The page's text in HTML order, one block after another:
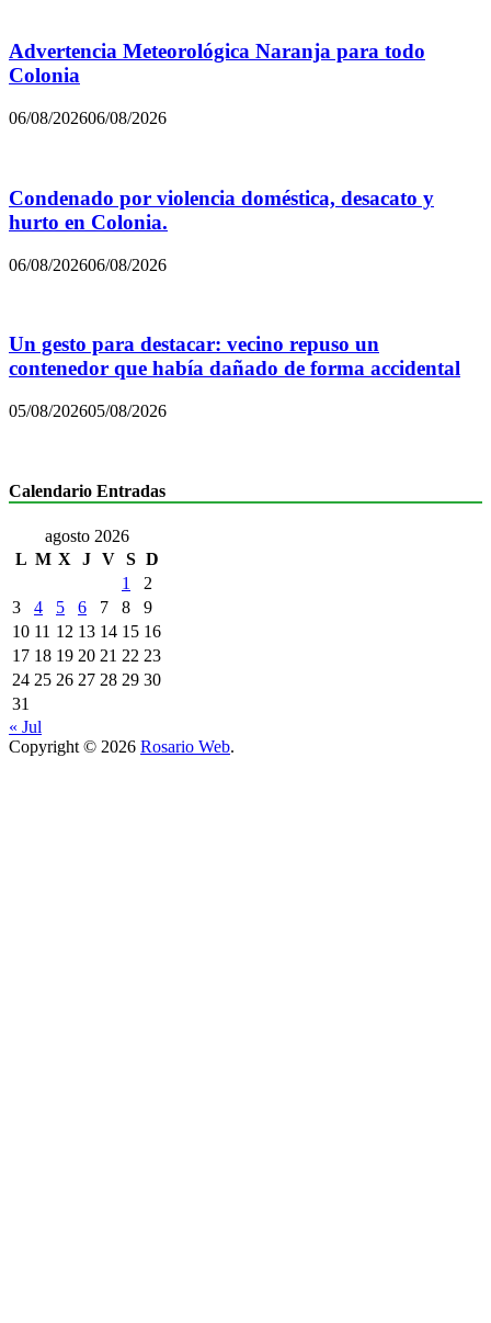
Advertencia Meteorológica Naranja para todo
Colonia
06/08/202606/08/2026
Condenado por violencia doméstica, desacato y
hurto en Colonia.
06/08/202606/08/2026
Un gesto para destacar: vecino repuso un
contenedor que había dañado de forma accidental
05/08/202605/08/2026
Calendario Entradas
agosto 2026
L M X J V S D
1
2
3
4 5 6 7 8
9
10 11 12 13 14 15 16
17 18 19 20 21 22 23
24 25 26 27 28 29 30
31
« Jul
Copyright © 2026 Rosario Web.